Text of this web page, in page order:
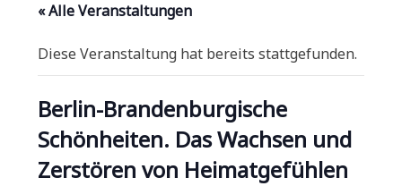
« Alle Veranstaltungen
Diese Veranstaltung hat bereits stattgefunden.
Berlin-Brandenburgische
Schönheiten. Das Wachsen und
Zerstören von Heimatgefühlen